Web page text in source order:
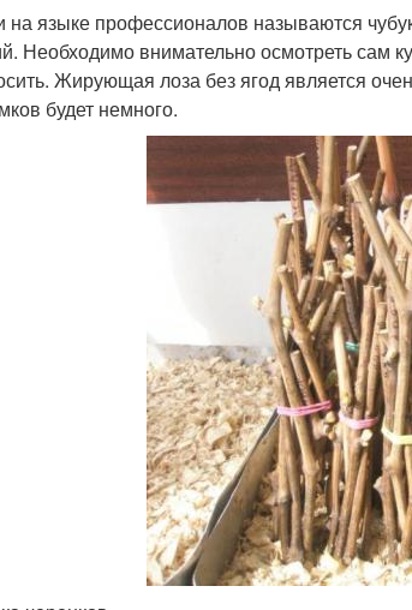
на языке профессионалов называются
Необходимо внимательно осмотреть сам
Жирующая лоза без ягод является
будет немного.